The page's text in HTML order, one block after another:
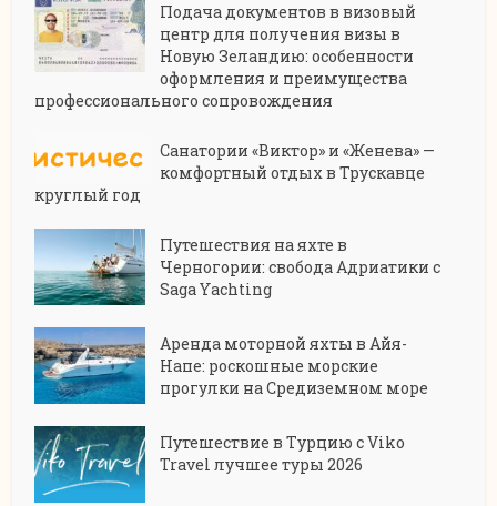
Подача документов в визовый
центр для получения визы в
Новую Зеландию: особенности
оформления и преимущества
профессионального сопровождения
Санатории «Виктор» и «Женева» —
комфортный отдых в Трускавце
круглый год
Путешествия на яхте в
Черногории: свобода Адриатики с
Saga Yachting
Аренда моторной яхты в Айя-
Напе: роскошные морские
прогулки на Средиземном море
Путешествие в Турцию с Viko
Travel лучшее туры 2026